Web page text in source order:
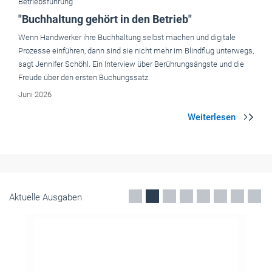
Juni 2026